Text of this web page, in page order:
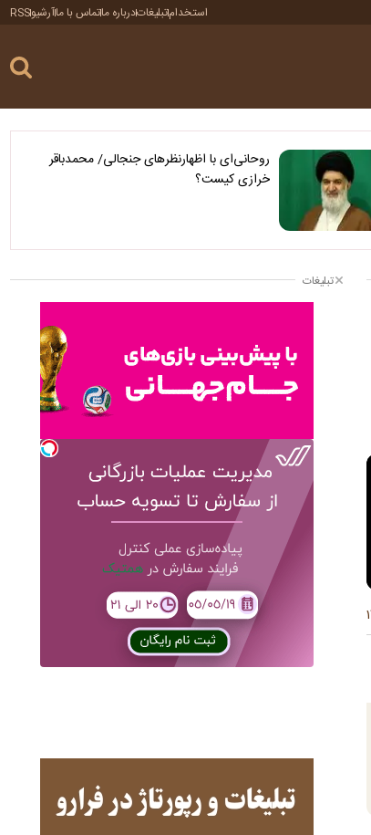
استخدامتبلیغاتدرباره ماتماس با ماآرشیوRSS
روحانی‌ای با اظهارنظرهای جنجالی/ محمدباقر
خرازی کیست؟
تبلیغات